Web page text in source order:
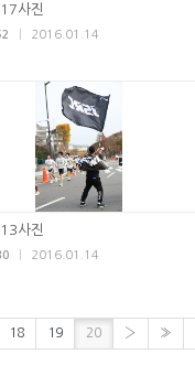
사진
2016.01.14
사진
2016.01.14
18 19 20 › »